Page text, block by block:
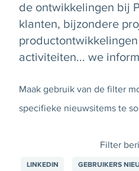
de ontwikkelingen bij
klanten, bijzondere
activiteiten... we
Maak gebruik van de filter
specifieke nieuwsitems te
Filter
LINKEDIN GEBRUIKERS